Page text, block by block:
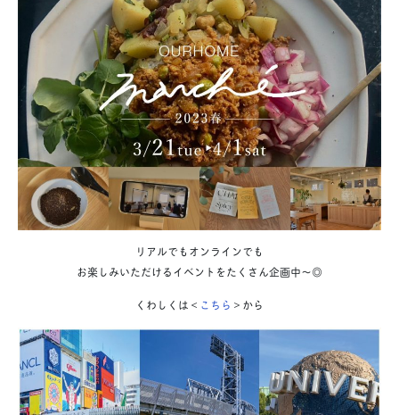
リアルでもオンラインでも
お楽しみいただけるイベントをたくさん企画中〜◎
くわしくは＜ こちら ＞から